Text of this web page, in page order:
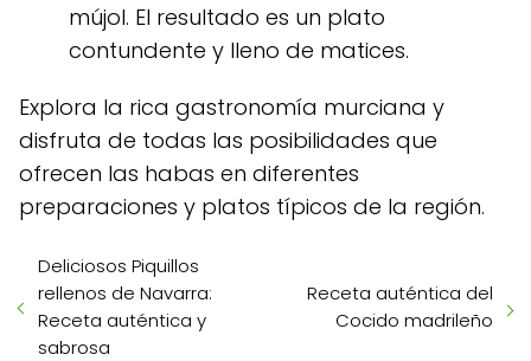
mújol. El resultado es un plato
contundente y lleno de matices.
Explora la rica gastronomía murciana y
disfruta de todas las posibilidades que
ofrecen las habas en diferentes
preparaciones y platos típicos de la región.
Deliciosos Piquillos
rellenos de Navarra:
Receta auténtica y
sabrosa
Receta auténtica del
Cocido madrileño